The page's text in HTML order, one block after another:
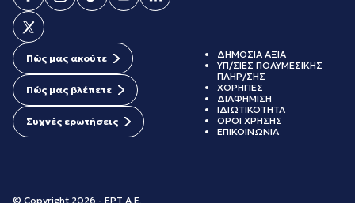
Πώς μας ακούτε
Πώς μας βλέπετε
Συχνές ερωτήσεις
© Copyright 2026 - ΕΡΤ Α.Ε.
ΔΗΜΟΣΙΑ ΑΞΙΑ
ΥΠ/ΣΙΕΣ ΠΟΛΥΜΕΣΙΚΗΣ
ΠΛΗΡ/ΣΗΣ
ΧΟΡΗΓΙΕΣ
ΔΙΑΦΗΜΙΣΗ
ΙΔΙΩΤΙΚΟΤΗΤΑ
ΟΡΟΙ ΧΡΗΣΗΣ
ΕΠΙΚΟΙΝΩΝΙΑ